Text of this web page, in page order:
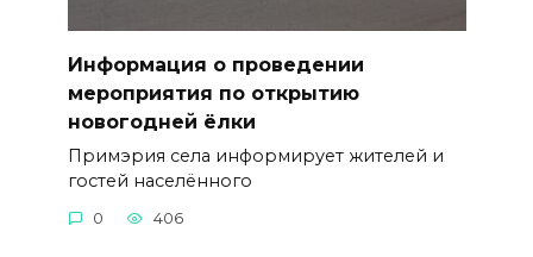
Информация о проведении
мероприятия по открытию
новогодней ёлки
Примэрия села информирует жителей и
гостей населённого
0 406